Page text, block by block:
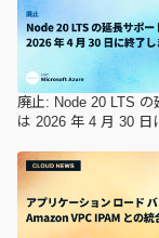
廃止: Node 20 LTS の
は 2026 年 4 月 30 日